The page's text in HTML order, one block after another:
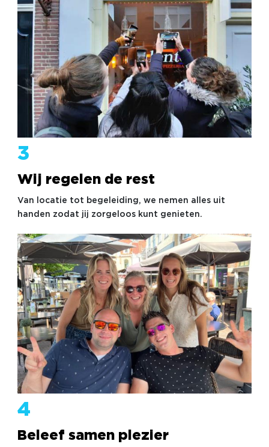
3
Wij regelen de rest
Van locatie tot begeleiding, we nemen alles uit
handen zodat jij zorgeloos kunt genieten.
4
Beleef samen plezier